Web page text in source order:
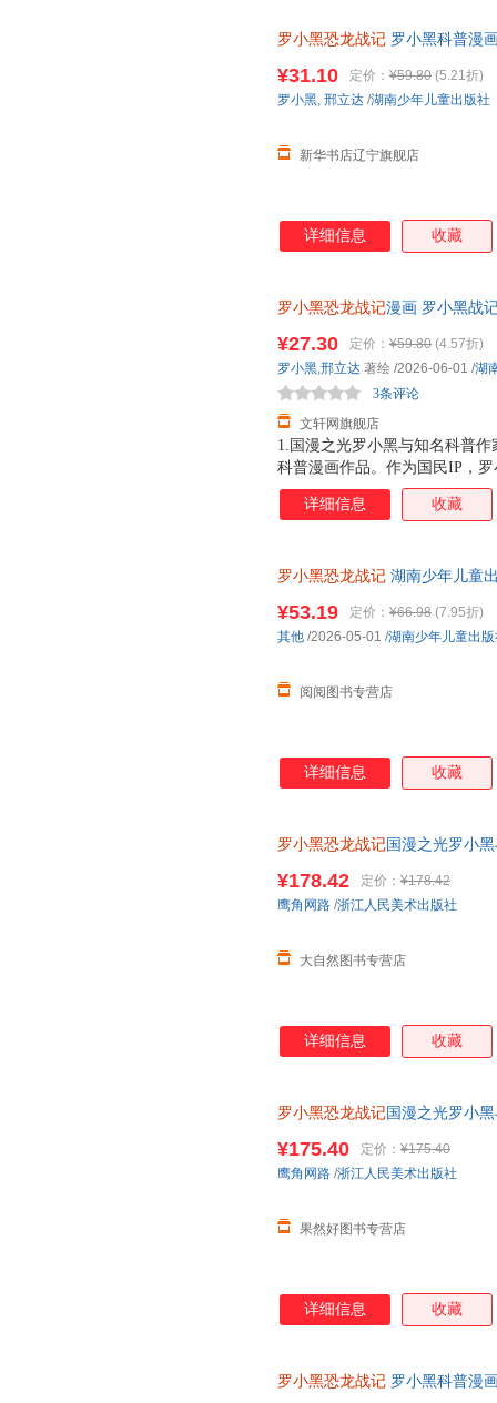
罗小黑恐龙战记 罗小黑科普漫
¥31.10 定价： ¥59.80 (5.21折)
新华书店辽宁旗舰店
罗小黑, 邢立达 /湖南少年儿童出版社
详细信息 收藏
罗小黑恐龙战记漫画 罗小黑战
近发货，85%城市次日达，团
1.国漫之光罗小黑与知名科普
科普漫画作品。作为国民IP，
动画于2011年开始播放，B站
3.15亿票房，同名漫画书2015
得主，中国古生物学会科普工
20种恐龙的100+知识，兼具专
进恐龙世界，与这些史前巨兽
¥27.30 定价： ¥59.80 (4.57折)
文轩网旗舰店
3条评论
罗小黑,邢立达 著绘 /2026-06-01 /湖
详细信息 收藏
罗小黑恐龙战记 湖南少年儿童
¥53.19 定价： ¥66.98 (7.95折)
阅阅图书专营店
其他 /2026-05-01 /湖南少年儿童出
详细信息 收藏
罗小黑恐龙战记 国漫之光罗小
¥178.42 定价： ¥178.42
大自然图书专营店
鹰角网路 /浙江人民美术出版社
详细信息 收藏
罗小黑恐龙战记 国漫之光罗小
¥175.40 定价： ¥175.40
果然好图书专营店
鹰角网路 /浙江人民美术出版社
详细信息 收藏
罗小黑恐龙战记 罗小黑科普漫